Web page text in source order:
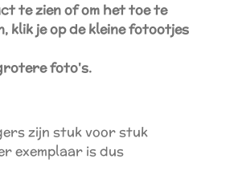
te zien of om het toe te
klik je op de kleine fotootjes
foto's.
zijn stuk voor stuk
exemplaar is dus